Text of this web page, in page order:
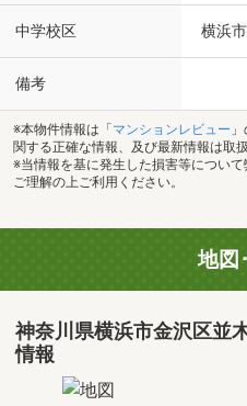
中学校区 横浜
備考
※本物件情報は「 マンションレビュー
関する正確な情報、及び最新情報は取
※当情報を基に発生した損害等につい
ご理解の上ご利用ください。
地図
神奈川県横浜市金沢区並
情報